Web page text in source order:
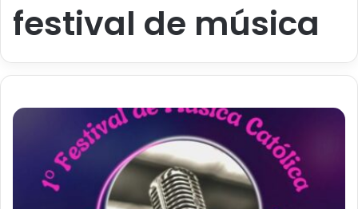
festival de música